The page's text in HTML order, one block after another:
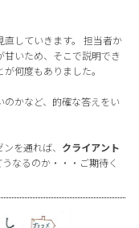
していきます。 担当者か
いため、そこで説明でき
何度もありました。
かなど、的確な答えをい
を通れば、 クライアント
なるのか・・・ご期待く